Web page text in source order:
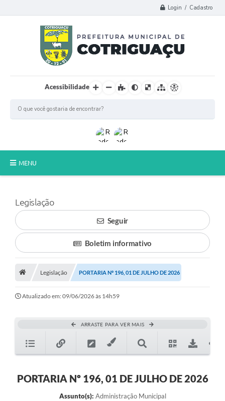
Login / Cadastro
Acessibilidade
MENU
Poder Legislativo
A Prefeitura
Município
Galeria de Fotos
Ouvidoria
Legislação
Seguir
Boletim informativo
Legislação PORTARIA Nº 196, 01 DE JULHO DE 2026
Atualizado em: 09/06/2026 às 14h59
ARRASTE PARA VER MAIS
PORTARIA Nº 196, 01 DE JULHO DE 2026
Assunto(s): Administração Municipal